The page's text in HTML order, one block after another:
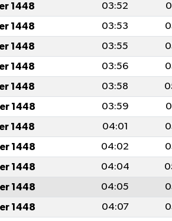
1448 03:52
1448 03:53
1448 03:55
1448 03:56
1448 03:58
1448 03:59
1448 04:01
1448 04:02
1448 04:04
1448 04:05
1448 04:07